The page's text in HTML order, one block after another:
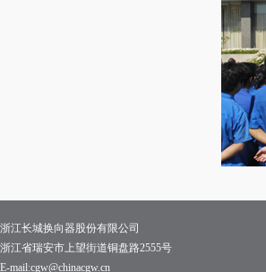
浙江长城换向器股份有限公司
浙江省瑞安市上望街道铜盘路2555号
E-mail:cgw@chinacgw.cn